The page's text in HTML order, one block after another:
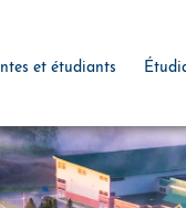
et étudiants